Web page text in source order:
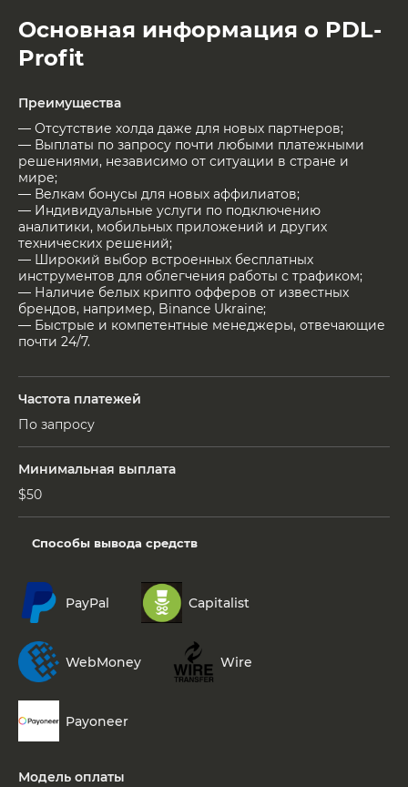
Основная информация о PDL-
Profit
Преимущества
— Отсутствие холда даже для новых партнеров;
— Выплаты по запросу почти любыми платежными
решениями, независимо от ситуации в стране и
мире;
— Велкам бонусы для новых аффилиатов;
— Индивидуальные услуги по подключению
аналитики, мобильных приложений и других
технических решений;
— Широкий выбор встроенных бесплатных
инструментов для облегчения работы с трафиком;
— Наличие белых крипто офферов от известных
брендов, например, Binance Ukraine;
— Быстрые и компетентные менеджеры, отвечающие
почти 24/7.
Частота платежей
По запросу
Минимальная выплата
$50
Способы вывода средств
PayPal Capitalist
WebMoney Wire
Payoneer
Модель оплаты